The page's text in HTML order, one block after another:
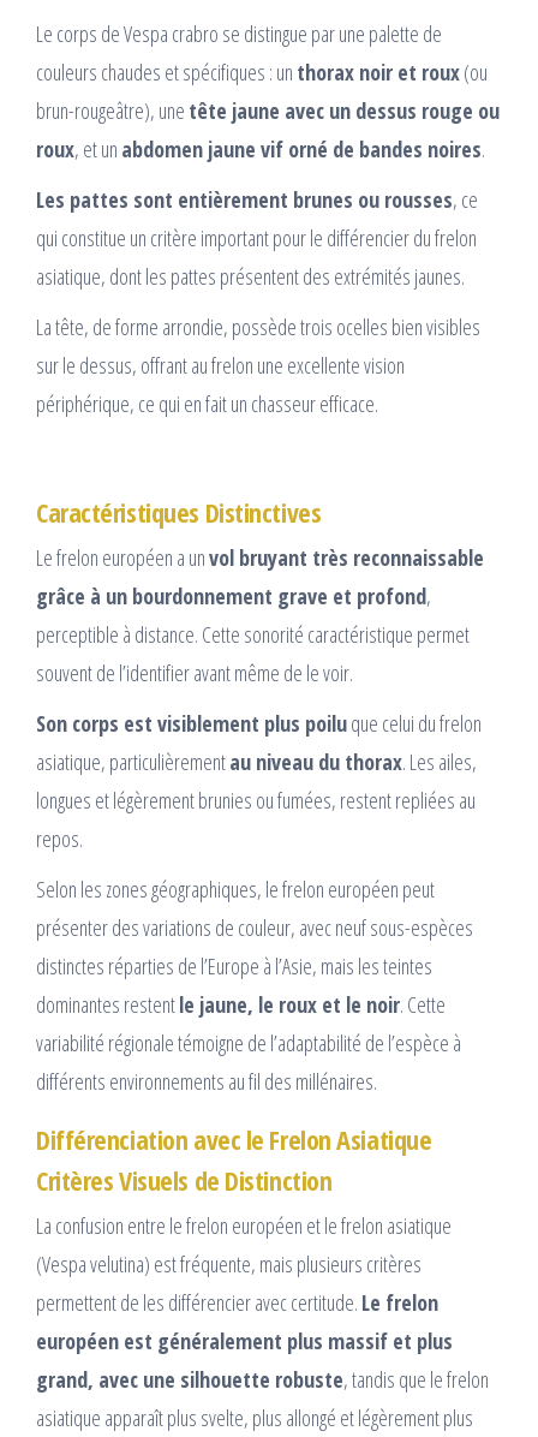
Le corps de Vespa crabro se distingue par une palette de
couleurs chaudes et spécifiques : un thorax noir et roux(ou
brun-rougeâtre), une tête jaune avec un dessus rouge ou
roux, et un abdomen jaune vif orné de bandes noires.
Les pattes sont entièrement brunes ou rousses, ce
qui constitue un critère important pour le différencier du frelon
asiatique, dont les pattes présentent des extrémités jaunes.
La tête, de forme arrondie, possède trois ocelles bien visibles
sur le dessus, offrant au frelon une excellente vision
périphérique, ce qui en fait un chasseur efficace.
Caractéristiques Distinctives
Le frelon européen a unvol bruyant très reconnaissable
grâce à un bourdonnement grave et profond,
perceptible à distance. Cette sonorité caractéristique permet
souvent de l’identifier avant même de le voir.
Son corps est visiblement plus poiluque celui du frelon
asiatique, particulièrementau niveau du thorax. Les ailes,
longues et légèrement brunies ou fumées, restent repliées au
repos.
Selon les zones géographiques, le frelon européen peut
présenter des variations de couleur, avec neuf sous-espèces
distinctes réparties de l’Europe à l’Asie, mais les teintes
dominantes restentle jaune, le roux et le noir. Cette
variabilité régionale témoigne de l’adaptabilité de l’espèce à
différents environnements au fil des millénaires.
Différenciation avec le Frelon Asiatique
Critères Visuels de Distinction
La confusion entre le frelon européen et le frelon asiatique
(Vespa velutina) est fréquente, mais plusieurs critères
permettent de les différencier avec certitude. Le frelon
européen est généralement plus massif et plus
grand, avec une silhouette robuste, tandis que le frelon
asiatique apparaît plus svelte, plus allongé et légèrement plus